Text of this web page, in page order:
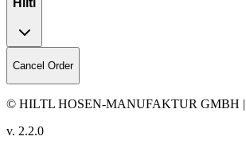
Hiltl
Cancel Order
© HILTL HOSEN-MANUFAKTUR GMBH |
v. 2.2.0